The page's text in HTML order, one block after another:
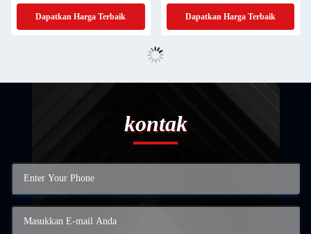
Dapatkan Harga Terbaik Dapatkan Harga Terbaik
kontak